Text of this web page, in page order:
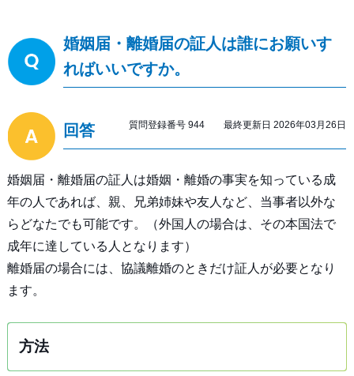
婚姻届・離婚届の証人は誰にお願いす
ればいいですか。
回答 質問登録番号 944 最終更新日 2026年03月26日
婚姻届・離婚届の証人は婚姻・離婚の事実を知っている成
年の人であれば、親、兄弟姉妹や友人など、当事者以外な
らどなたでも可能です。（外国人の場合は、その本国法で
成年に達している人となります）
離婚届の場合には、協議離婚のときだけ証人が必要となり
ます。
方法